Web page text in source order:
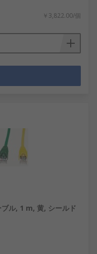
￥3,822.00/個
ル, 1 m, 黄, シールド